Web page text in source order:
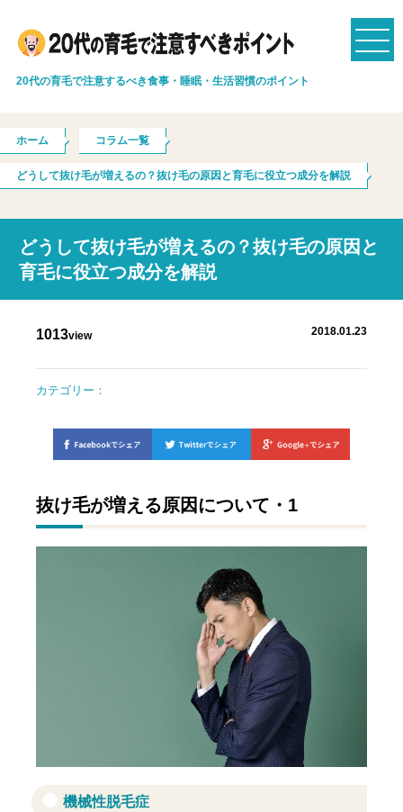
20代の育毛で注意するべき食事・睡眠・生活習慣のポイント
ホーム コラム一覧
どうして抜け毛が増えるの？抜け毛の原因と育毛に役立つ成分を解説
どうして抜け毛が増えるの？抜け毛の原因と
育毛に役立つ成分を解説
1013view 2018.01.23
カテゴリー：
抜け毛が増える原因について・1
機械性脱毛症